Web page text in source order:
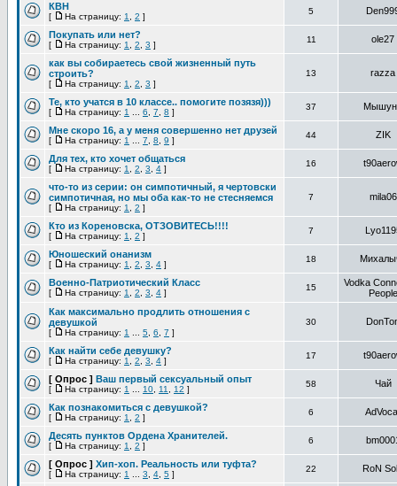
КВН
[ На страницу: 1 2 ]
5
Покупать или нет?
[ На страницу: 1 2 3 ]
11 ole27
как вы собираетесь свой жизненный путь
строить?
[ На страницу: 1 2 3 ]
13 razza
Те, кто учатся в 10 классе.. помогите позязя)))
[ На страницу: 1 6 7 8 ]
37
Мне скоро 16, а у меня совершенно нет друзей
[ На страницу: 1 7 8 9 ]
44 ZIK
Для тех, кто хочет общаться
[ На страницу: 1 2 3 4 ]
16
что-то из серии: он симпотичный, я чертовски
симпотичная, но мы оба как-то не стесняемся
[ На страницу: 1 2 ]
7 mila06
Кто из Кореновска, ОТЗОВИТЕСЬ!!!!
[ На страницу: 1 2 ]
7
Юношеский онанизм
[ На страницу: 1 2 3 4 ]
18
Военно-Патриотический Класс
[ На страницу: 1 2 3 4 ]
15
Vodka
People
Как максимально продлить отношения с
девушкой
[ На страницу: 1 5 6 7 ]
30
Как найти себе девушку?
[ На страницу: 1 2 3 4 ]
17
[ Опрос ] Ваш первый сексуальный опыт
[ На страницу: 1 10 11 12 ]
58 Чай
Как познакомиться с девушкой?
[ На страницу: 1 2 ]
6
Десять пунктов Ордена Хранителей.
[ На страницу: 1 2 ]
6
[ Опрос ] Хип-хоп. Реальность или туфта?
[ На страницу: 1 3 4 5 ]
22 RoN